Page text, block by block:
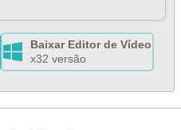
Baixar Editor de Vídeo
x32 versão